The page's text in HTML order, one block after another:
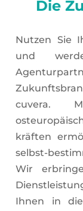
Die
Nutzen Sie
und
cuvera.
kräften
selbst-
Wir
Ihnen in